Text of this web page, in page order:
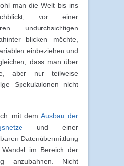
man die Welt bis ins
vor einer
undurchsichtigen
blicken möchte,
einbeziehen und
dass man über
aber nur teilweise
Spekulationen nicht
mit dem Ausbau der
und einer
Datenübermittlung
im Bereich der
anzubahnen. Nicht